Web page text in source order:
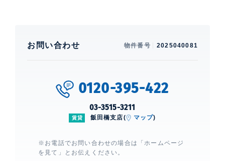
建物設備・施設
エレベーター、 宅配ボックス、 オー
フィシオ飯田橋
お問い合わせ 物件番号 2025040081
0120-395-422
03-3515-3211
賃貸 飯田橋支店( マップ)
※お電話でお問い合わせの場合は「ホームページ
を見て」とお伝えください。